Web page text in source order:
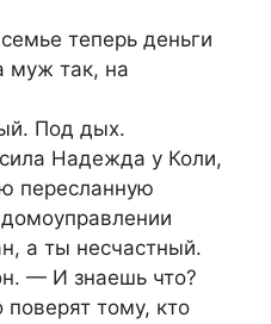
теперь деньги
муж так, на
Под дых.
Надежда у Коли,
пересланную
а ты несчастный.
— И знаешь что?
тому, кто